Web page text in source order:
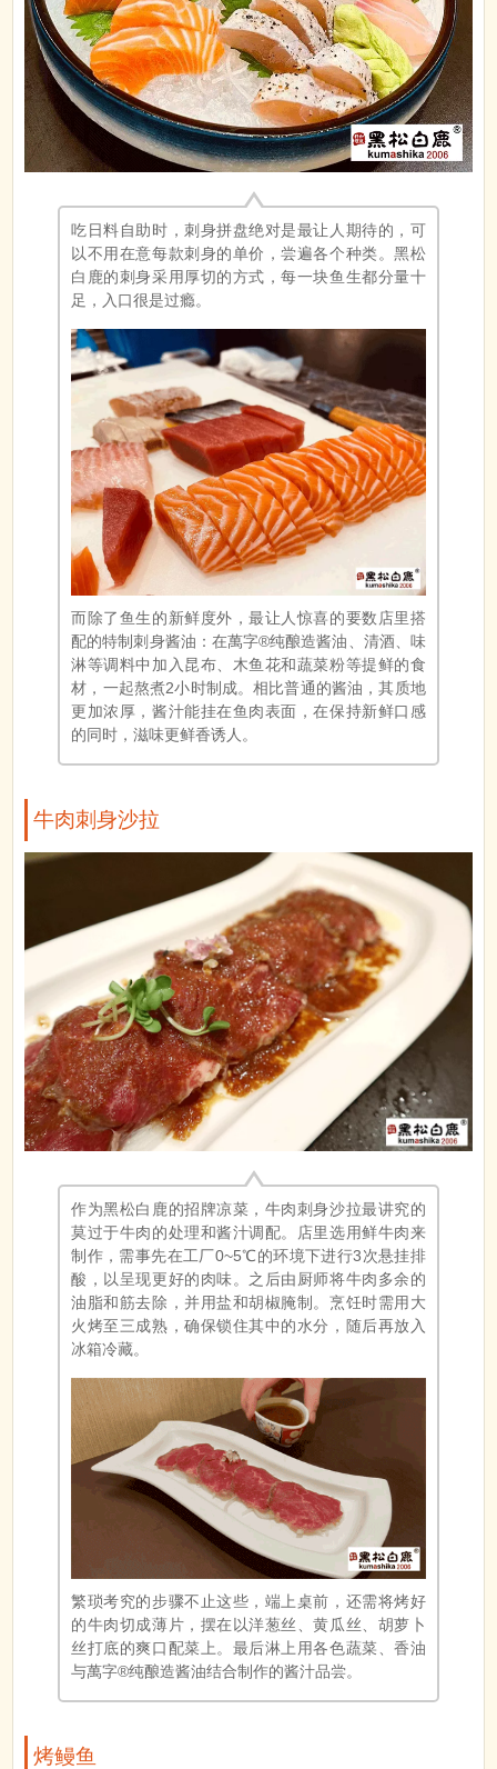
吃日料自助时，刺身拼盘绝对是最让人期待的，可
以不用在意每款刺身的单价，尝遍各个种类。黑松
白鹿的刺身采用厚切的方式，每一块鱼生都分量十
足，入口很是过瘾。
而除了鱼生的新鲜度外，最让人惊喜的要数店里搭
配的特制刺身酱油：在萬字®纯酿造酱油、清酒、味
淋等调料中加入昆布、木鱼花和蔬菜粉等提鲜的食
材，一起熬煮2小时制成。相比普通的酱油，其质地
更加浓厚，酱汁能挂在鱼肉表面，在保持新鲜口感
的同时，滋味更鲜香诱人。
牛肉刺身沙拉
作为黑松白鹿的招牌凉菜，牛肉刺身沙拉最讲究的
莫过于牛肉的处理和酱汁调配。店里选用鲜牛肉来
制作，需事先在工厂0~5℃的环境下进行3次悬挂排
酸，以呈现更好的肉味。之后由厨师将牛肉多余的
油脂和筋去除，并用盐和胡椒腌制。烹饪时需用大
火烤至三成熟，确保锁住其中的水分，随后再放入
冰箱冷藏。
繁琐考究的步骤不止这些，端上桌前，还需将烤好
的牛肉切成薄片，摆在以洋葱丝、黄瓜丝、胡萝卜
丝打底的爽口配菜上。最后淋上用各色蔬菜、香油
与萬字®纯酿造酱油结合制作的酱汁品尝。
烤鳗鱼